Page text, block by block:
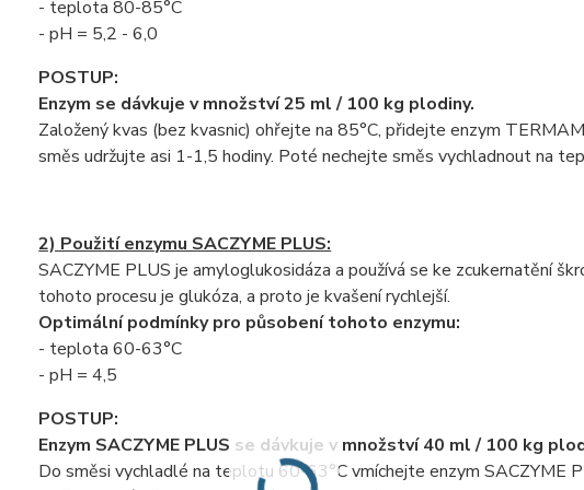
- teplota 80-85°C
- pH = 5,2 - 6,0
POSTUP:
Enzym se dávkuje v množství 25 ml / 100 kg plodiny.
Založený kvas (bez kvasnic) ohřejte na 85°C, přidejte enzym
směs udržujte asi 1-1,5 hodiny. Poté nechejte směs vychladnout na
2) Použití enzymu SACZYME PLUS:
SACZYME PLUS je amyloglukosidáza a používá se ke zcukernatění
tohoto procesu je glukóza, a proto je kvašení rychlejší.
Optimální podmínky pro působení tohoto enzymu:
- teplota 60-63°C
- pH = 4,5
POSTUP:
Enzym SACZYME PLUS se dávkuje v množství 40 ml / 100 kg
Do směsi vychladlé na teplotu 60-63°C vmíchejte enzym SACZYME